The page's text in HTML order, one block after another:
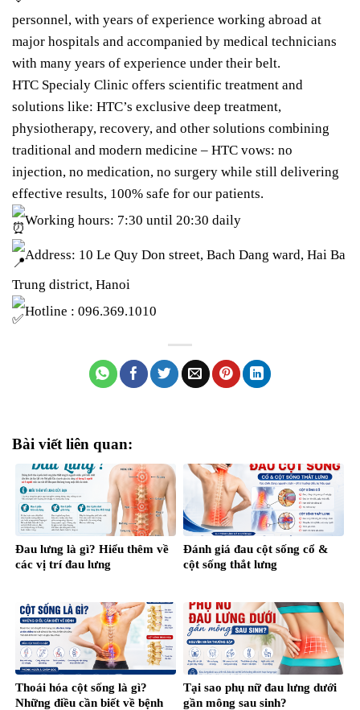
personnel, with years of experience working abroad at
major hospitals and accompanied by medical technicians
with many years of experience under their belt.
HTC Specialy Clinic offers scientific treatment and
solutions like: HTC’s exclusive deep treatment,
physiotherapy, recovery, and other solutions combining
traditional and modern medicine – HTC vows: no
injection, no medication, no surgery while still delivering
effective results, 100% safe for our patients.
Working hours: 7:30 until 20:30 daily
Address: 10 Le Quy Don street, Bach Dang ward, Hai Ba
Trung district, Hanoi
Hotline : 096.369.1010
Bài viết liên quan:
Đau lưng là gì? Hiểu thêm về
các vị trí đau lưng
Đánh giá đau cột sống cổ &
cột sống thắt lưng
Thoái hóa cột sống là gì?
Những điều cần biết về bệnh
Tại sao phụ nữ đau lưng dưới
gần mông sau sinh?